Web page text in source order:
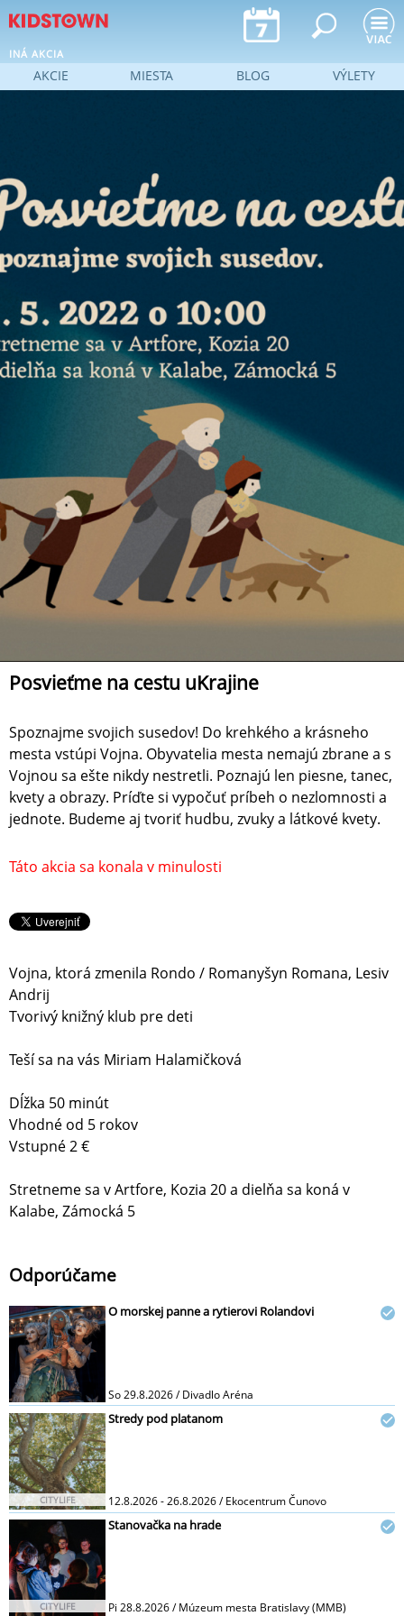
Jump to navigation
INÁ AKCIA
Posvieťme na cestu uKrajine
Spoznajme svojich susedov! Do krehkého a krásneho
mesta vstúpi Vojna. Obyvatelia mesta nemajú zbrane a s
Vojnou sa ešte nikdy nestretli. Poznajú len piesne, tanec,
kvety a obrazy. Príďte si vypočuť príbeh o nezlomnosti a
jednote. Budeme aj tvoriť hudbu, zvuky a látkové kvety.
Táto akcia sa konala v minulosti
Vojna, ktorá zmenila Rondo / Romanyšyn Romana, Lesiv
Andrij
Tvorivý knižný klub pre deti
Teší sa na vás Miriam Halamičková
Dĺžka 50 minút
Vhodné od 5 rokov
Vstupné 2 €
Stretneme sa v Artfore, Kozia 20 a dielňa sa koná v
Kalabe, Zámocká 5
Odporúčame
O morskej panne a rytierovi Rolandovi
So 29.8.2026 / Divadlo Aréna
CITYLIFE
Stredy pod platanom
12.8.2026 - 26.8.2026 / Ekocentrum Čunovo
CITYLIFE
Stanovačka na hrade
Pi 28.8.2026 / Múzeum mesta Bratislavy (MMB)
AKCIE MIESTA BLOG VÝLETY